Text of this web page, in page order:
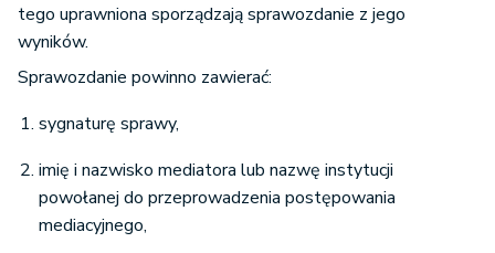
tego uprawniona sporządzają sprawozdanie z jego
wyników.
Sprawozdanie powinno zawierać:
sygnaturę sprawy,
imię i nazwisko mediatora lub nazwę instytucji
powołanej do przeprowadzenia postępowania
mediacyjnego,